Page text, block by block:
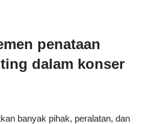
penataan
dalam konser
banyak pihak, peralatan, dan